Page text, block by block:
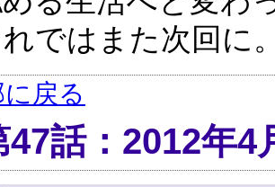
れではまた次回
に戻る
47話：2012年4